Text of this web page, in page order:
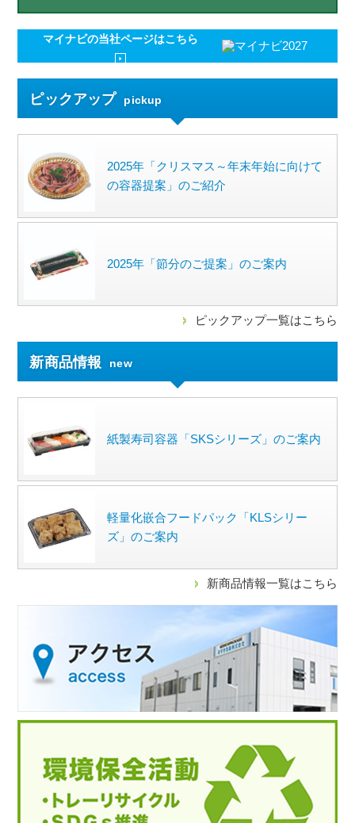
マイナビの当社ページはこちら
ピックアップ pickup
2025年「クリスマス～年末年始に向けて
の容器提案」のご紹介
2025年「節分のご提案」のご案内
ピックアップ一覧はこちら
新商品情報 new
紙製寿司容器「SKSシリーズ」のご案内
軽量化嵌合フードパック「KLSシリー
ズ」のご案内
新商品情報一覧はこちら